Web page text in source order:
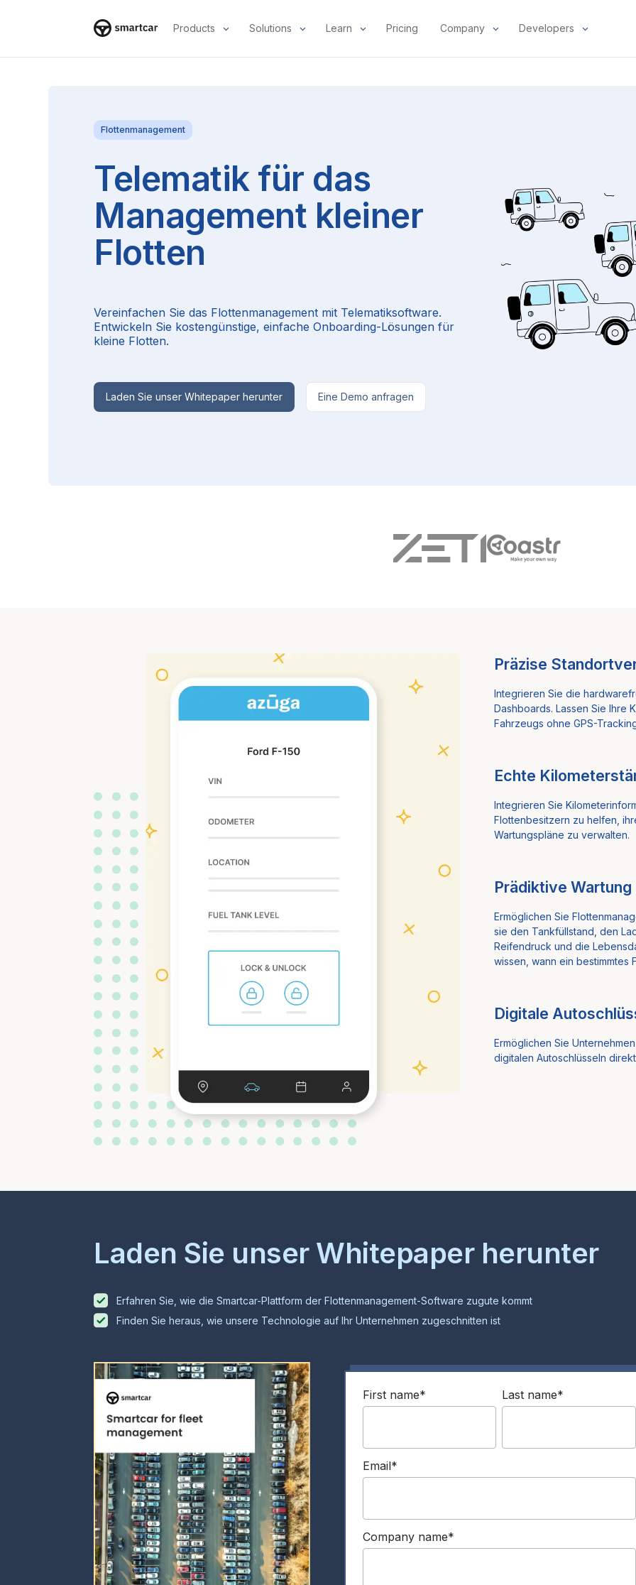
Products Solutions Learn Pricing Company Developers
Flottenmanagement
Telematik für das
Management kleiner
Flotten
Vereinfachen Sie das Flottenmanagement mit Telematiksoftware.
Entwickeln Sie kostengünstige, einfache Onboarding-Lösungen für
kleine Flotten.
Laden Sie unser Whitepaper herunter Eine Demo anfragen
Präzise
Integrieren Sie die
Dashboards. Lassen Sie Ihre
Fahrzeugs ohne GPS-
Echte
Integrieren Sie
Flottenbesitzern zu helfen,
Wartungspläne zu verwalten.
Prädiktive Wartung
Ermöglichen Sie
sie den Tankfüllstand, den
Reifendruck und die
wissen, wann ein bestimmtes
Digitale
Ermöglichen Sie
digitalen Autoschlüsseln
Laden Sie unser Whitepaper herunter
Erfahren Sie, wie die Smartcar-Plattform der Flottenmanagement-Software zugute kommt
Finden Sie heraus, wie unsere Technologie auf Ihr Unternehmen zugeschnitten ist
First name* Last name*
Email*
Company name*